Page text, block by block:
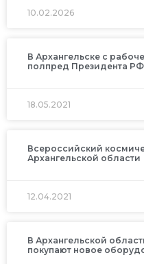
10.02.2026
В Архангельске с
полпред Президента
18.05.2021
Всероссийский
Архангельской области
12.04.2021
В Архангельской
покупают новое